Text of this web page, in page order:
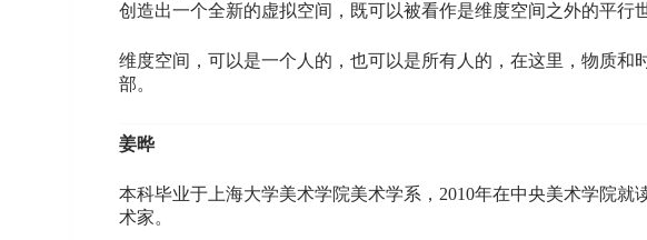
创造出一个全新的虚拟空间，既可以被看作是维度空间之外的平行
维度空间，可以是一个人的，也可以是所有人的，在这里，物质
部。
姜晔
本科毕业于上海大学美术学院美术学系，2010年在中央美术学院
术家。